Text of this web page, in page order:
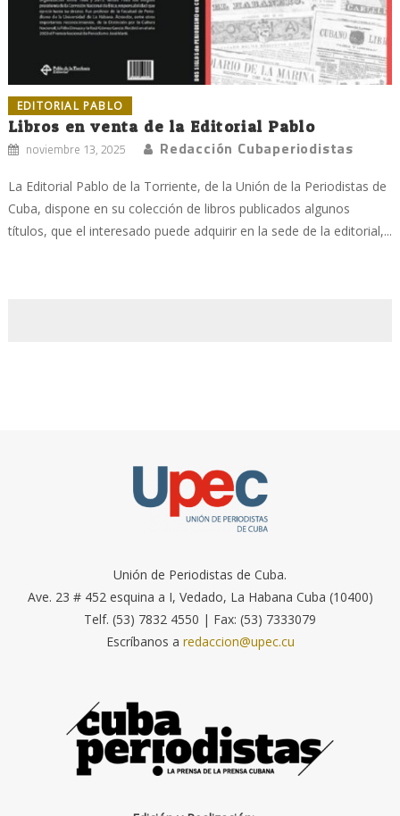
EDITORIAL PABLO
Libros en venta de la Editorial Pablo
noviembre 13, 2025 Redacción Cubaperiodistas
La Editorial Pablo de la Torriente, de la Unión de la Periodistas de
Cuba, dispone en su colección de libros publicados algunos
títulos, que el interesado puede adquirir en la sede de la editorial,...
Unión de Periodistas de Cuba.
Ave. 23 # 452 esquina a I, Vedado, La Habana Cuba (10400)
Telf. (53) 7832 4550 | Fax: (53) 7333079
Escríbanos a redaccion@upec.cu